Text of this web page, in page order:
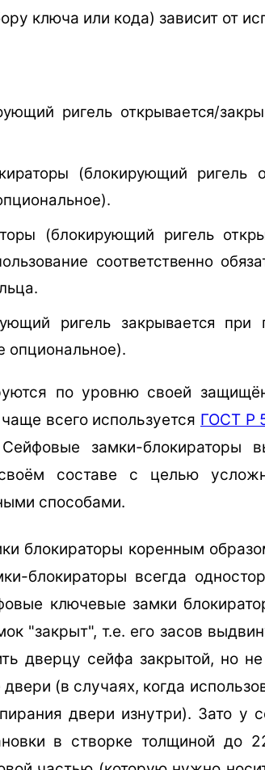
ключа или кода) зависит от
ригель открывается/
(блокирующий ригель
(блокирующий ригель
соответственно
ригель закрывается при
опциональное).
по уровню своей
всего используется ГОСТ Р
замки-блокираторы
составе с целью
способами.
блокираторы коренным
блокираторы всегда
ключевые замки
"закрыт", т.е. его засов
дверцу сейфа закрытой, но
(в случаях, когда
двери изнутри). Зато у
в створке толщиной